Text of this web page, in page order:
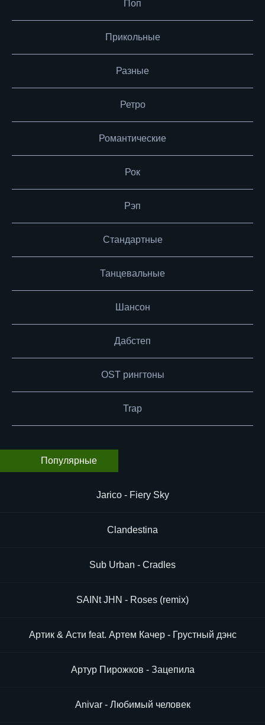
Поп
Прикольные
Разные
Ретро
Романтические
Рок
Рэп
Стандартные
Танцевальные
Шансон
Дабстеп
OST рингтоны
Trap
Популярные
Jarico - Fiery Sky
Clandestina
Sub Urban - Cradles
SAINt JHN - Roses (remix)
Артик & Асти feat. Артем Качер - Грустный дэнс
Артур Пирожков - Зацепила
Anivar - Любимый человек